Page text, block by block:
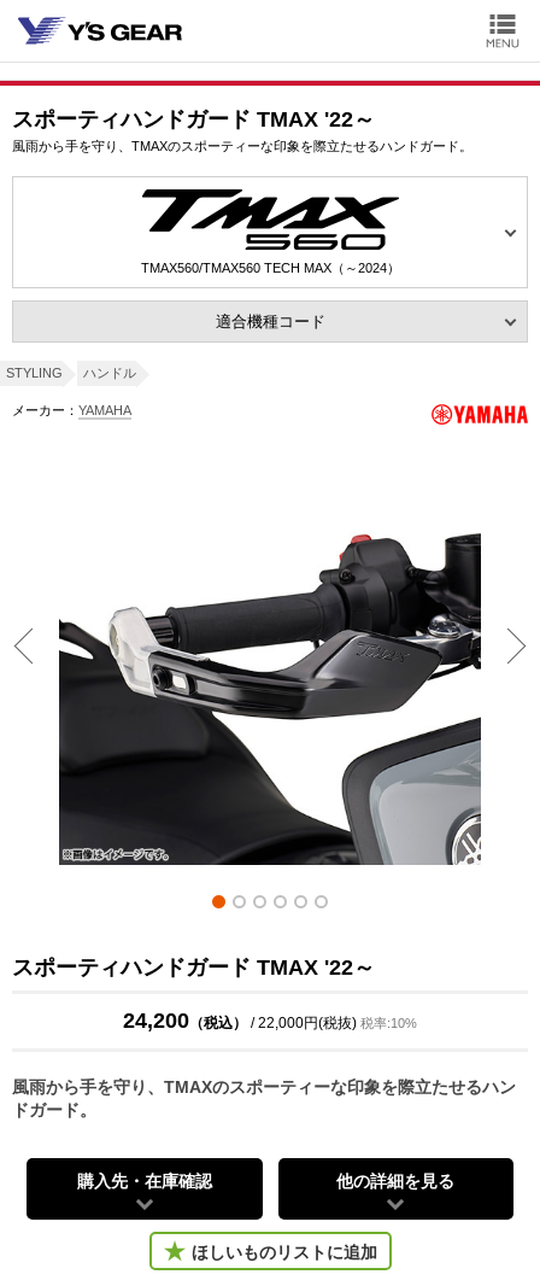
スポーティハンドガード TMAX '22～
風雨から手を守り、TMAXのスポーティーな印象を際立たせるハンドガード。
TMAX560/TMAX560 TECH MAX（～2024）
適合機種コード
STYLING ハンドル
メーカー： YAMAHA
スポーティハンドガード TMAX '22～
24,200 （税込） / 22,000円(税抜) 税率:10%
風雨から手を守り、TMAXのスポーティーな印象を際立たせるハン
ドガード。
購入先・在庫確認 他の詳細を見る
ほしいものリストに追加